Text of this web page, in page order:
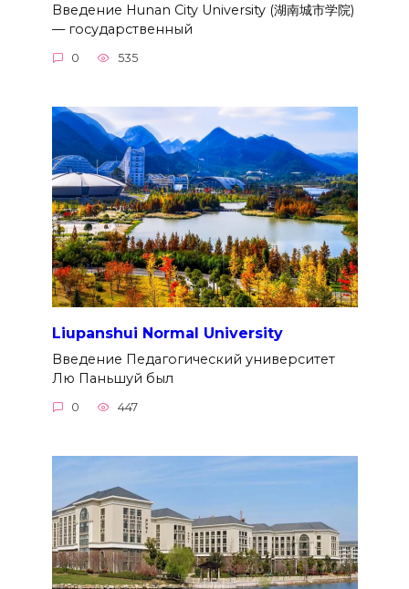
Введение Hunan City University (湖南城市学院)
— государственный
0 535
Liupanshui Normal University
Введение Педагогический университет
Лю Паньшуй был
0 447